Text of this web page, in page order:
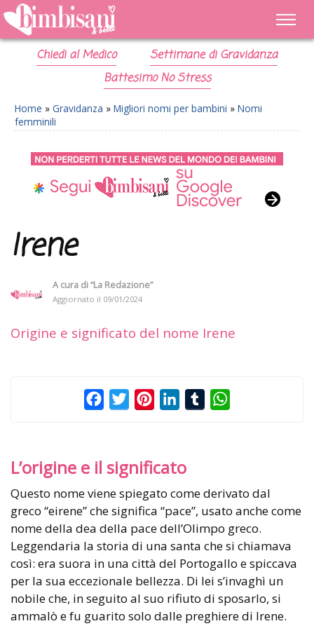
Chiedi al Medico
Settimane di Gravidanza
Battesimo No Stress
Home » Gravidanza » Migliori nomi per bambini » Nomi
femminili
Irene
A cura di“La Redazione”
Aggiornato il 09/01/2024
Origine e significato del nome Irene
FacebookTwitterPinterestLinkedInTumblr
L’origine e il significato
Questo nome viene spiegato come derivato dal
greco “eirene” che significa “pace”, usato anche come
nome della dea della pace dell’Olimpo greco.
Leggendaria la storia di una santa che si chiamava
così: era suora in una città del Portogallo e spiccava
per la sua eccezionale bellezza. Di lei s’invaghì un
nobile che, in seguito al suo rifiuto di sposarlo, si
ammalò e fu guarito solo dalle preghiere di Irene.